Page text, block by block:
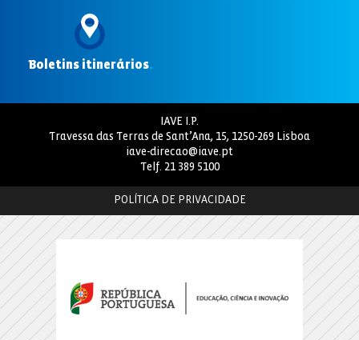
Boletins itinerários.
IAVE I.P.
Travessa das Terras de Sant’Ana, 15, 1250-269 Lisboa
iave-direcao@iave.pt
Telf. 21 389 5100
POLÍTICA DE PRIVACIDADE